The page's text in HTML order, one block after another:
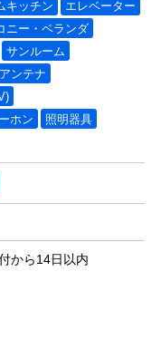
キッチン
エレベーター
ニー・ベランダ
サンルーム
ンテナ
ホン
照明器具
から14日以内